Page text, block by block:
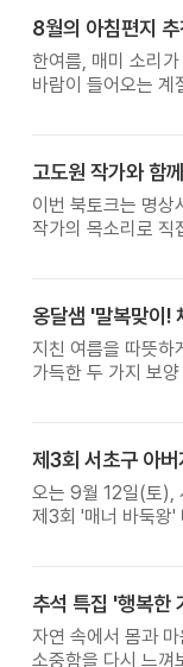
받은 이계호 교수와
황금변 캠프
8월의 아침편지 추
한여름, 매미 소리
바람이 들어오는 계
고도원 작가와 함
이번 북토크는 명상
작가의 목소리로 직
옹달샘 '말복맞이!
지친 여름을 따뜻하
가득한 두 가지 보
오는 9월 12일(토),
제3회 '매너 바둑왕'
추석 특집 '행복한
자연 속에서 몸과
소중함을 다시 느껴